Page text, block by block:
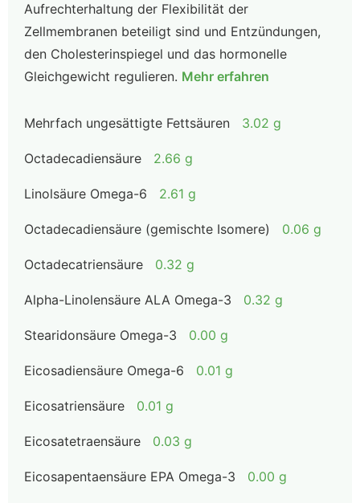
Aufrechterhaltung der Flexibilität der
Zellmembranen beteiligt sind und Entzündungen,
den Cholesterinspiegel und das hormonelle
Gleichgewicht regulieren. Mehr erfahren
Mehrfach ungesättigte Fettsäuren 3.02 g
Octadecadiensäure 2.66 g
Linolsäure Omega-6 2.61 g
Octadecadiensäure (gemischte Isomere) 0.06 g
Octadecatriensäure 0.32 g
Alpha-Linolensäure ALA Omega-3 0.32 g
Stearidonsäure Omega-3 0.00 g
Eicosadiensäure Omega-6 0.01 g
Eicosatriensäure 0.01 g
Eicosatetraensäure 0.03 g
Eicosapentaensäure EPA Omega-3 0.00 g